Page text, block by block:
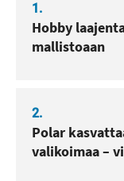
1.
Hobby
mallistoaan
2.
Polar
valikoimaa –